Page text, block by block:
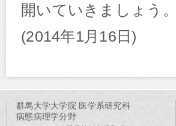
開いていきましょう。
(2014年1月16日)
群馬大学大学院 医学系研究科
病態病理学分野